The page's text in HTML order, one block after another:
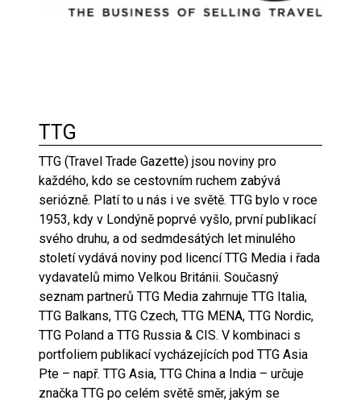
TTG
TTG (Travel Trade Gazette) jsou noviny pro
každého, kdo se cestovním ruchem zabývá
seriózně. Platí to u nás i ve světě. TTG bylo v roce
1953, kdy v Londýně poprvé vyšlo, první publikací
svého druhu, a od sedmdesátých let minulého
století vydává noviny pod licencí TTG Media i řada
vydavatelů mimo Velkou Británii. Současný
seznam partnerů TTG Media zahrnuje TTG Italia,
TTG Balkans, TTG Czech, TTG MENA, TTG Nordic,
TTG Poland a TTG Russia & CIS. V kombinaci s
portfoliem publikací vycházejících pod TTG Asia
Pte – např. TTG Asia, TTG China a India – určuje
značka TTG po celém světě směr, jakým se